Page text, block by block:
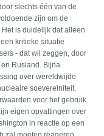
slechts één van de
zijn om de
is duidelijk dat alleen
kritieke situatie
- dat wil zeggen, door
Rusland. Bijna
over wereldwijde
soevereiniteit.
voor het gebruik
eigen opvattingen over
in reactie op een